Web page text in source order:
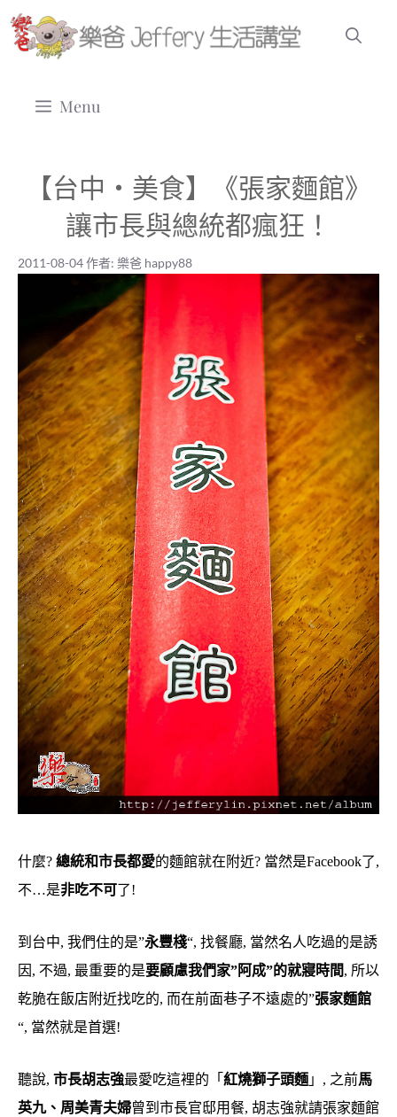
跳
至
Menu
【台中‧美食】《張家麵館》
讓市長與總統都瘋狂！
2011-08-04 | 樂爸 happy88
2011-08-04作者: 樂爸 happy88
什麼? 總統和市長都愛的麵館就在附近? 當然是Facebook了,
不…是非吃不可了!
到台中, 我們住的是”永豐棧“, 找餐廳, 當然名人吃過的是誘
因, 不過, 最重要的是要顧慮我們家”阿成”的就寢時間, 所以
乾脆在飯店附近找吃的, 而在前面巷子不遠處的”張家麵館
“, 當然就是首選!
聽說, 市長胡志強最愛吃這裡的「 紅燒獅子頭麵 」, 之前馬
英九、周美青夫婦曾到市長官邸用餐, 胡志強就請張家麵館